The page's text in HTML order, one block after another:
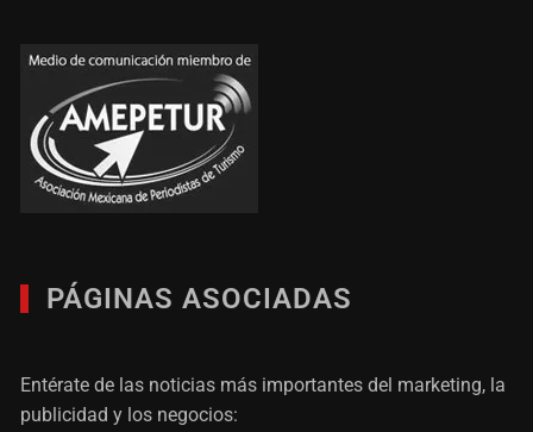
PÁGINAS ASOCIADAS
Entérate de las noticias más importantes del marketing, la
publicidad y los negocios: